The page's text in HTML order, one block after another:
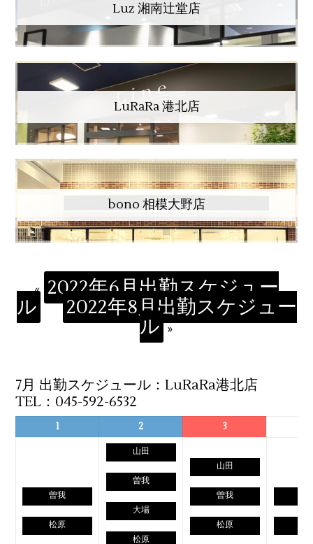
Luz 湘南辻堂店
LuRaRa 港北店
bono 相模大野店
« 2022年6月出勤スケジュー
ル 2022年8月出勤スケジュー
ル »
7月 出勤スケジュール：LuRaRa港北店
TEL：045-592-6532
1 2 3
曽我
松原
山田
曽我
大場
松原
山田
曽我
松原